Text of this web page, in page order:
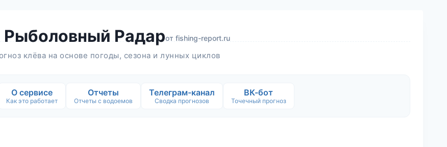
Рыболовный Радарот fishing-report.ru
клёва на основе погоды, сезона и лунных циклов
О сервисе
Как это работает
Отчеты
Отчеты с водоемов
Телеграм-канал
Сводка прогнозов
ВК-бот
Точечный прогноз